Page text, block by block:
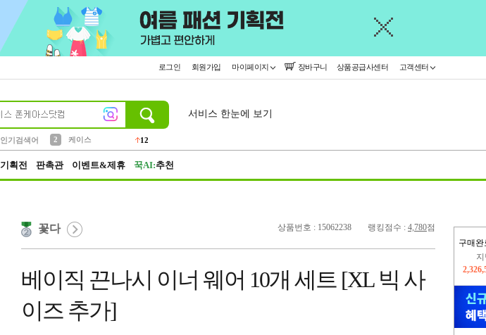
로그인 회원가입 마이페이지 장바구니 상품공급사센터 고객센터
인기검색어
2
케이스
12
서비스 한눈에 보기
기획전 판촉관 이벤트&제휴 꾹AI:추천
구매완
상품번호 : 15062238 랭킹점수 : 4,780점
꽃다
베이직 끈나시 이너 웨어 10개 세트 [XL 빅 사
이즈 추가]